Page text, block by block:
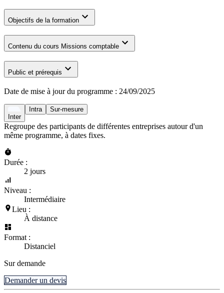
Objectifs de la formation
Contenu du cours Missions comptable
Public et prérequis
Date de mise à jour du programme : 24/09/2025
Inter
Intra Sur-mesure
Regroupe des participants de différentes entreprises autour d'un
même programme, à dates fixes.
Durée :
2 jours
Niveau :
Intermédiaire
Lieu :
À distance
Format :
Distanciel
Sur demande
Demander un devis